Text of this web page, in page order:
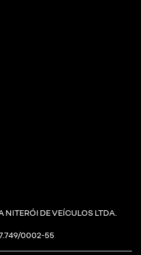
DE VEÍCULOS LTDA.
0002-55